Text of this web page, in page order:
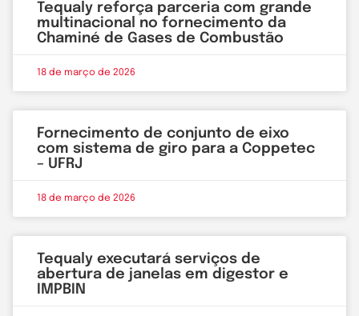
Tequaly reforça parceria com grande
multinacional no fornecimento da
Chaminé de Gases de Combustão
18 de março de 2026
Fornecimento de conjunto de eixo
com sistema de giro para a Coppetec
– UFRJ
18 de março de 2026
Tequaly executará serviços de
abertura de janelas em digestor e
IMPBIN